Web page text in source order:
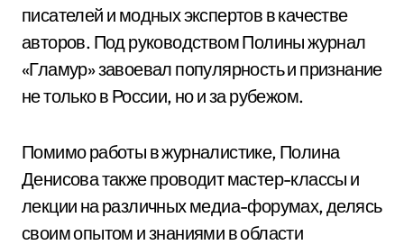
писателей и модных экспертов в качестве
авторов. Под руководством Полины журнал
«Гламур» завоевал популярность и признание
не только в России, но и за рубежом.
Помимо работы в журналистике, Полина
Денисова также проводит мастер-классы и
лекции на различных медиа-форумах, делясь
своим опытом и знаниями в области